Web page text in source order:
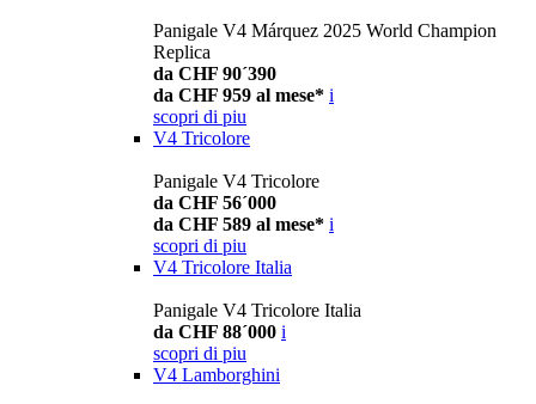
Panigale V4 Márquez 2025 World Champion
Replica
da CHF 90´390
da CHF 959 al mese* i
scopri di piu
V4 Tricolore
Panigale V4 Tricolore
da CHF 56´000
da CHF 589 al mese* i
scopri di piu
V4 Tricolore Italia
Panigale V4 Tricolore Italia
da CHF 88´000 i
scopri di piu
V4 Lamborghini